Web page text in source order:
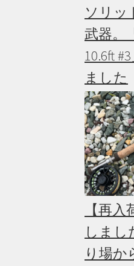
ソリッ
武器。
10.6ft
ました
【再
しまし
り場か